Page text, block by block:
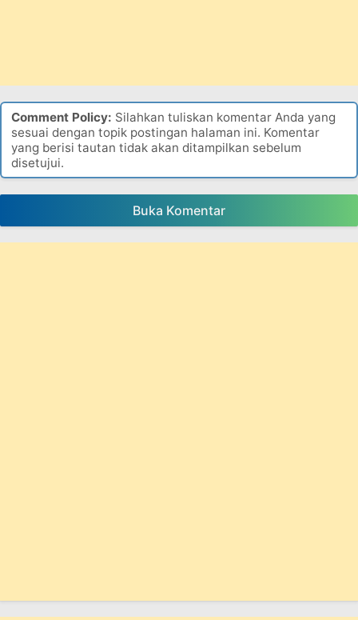
Comment Policy: Silahkan tuliskan komentar Anda yang
sesuai dengan topik postingan halaman ini. Komentar
yang berisi tautan tidak akan ditampilkan sebelum
disetujui.
Buka Komentar